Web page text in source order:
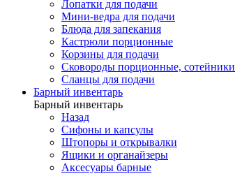
Лопатки для подачи
Мини-ведра для подачи
Блюда для запекания
Кастрюли порционные
Корзины для подачи
Сковороды порционные, сотейники
Сланцы для подачи
Барный инвентарь
Барный инвентарь
Назад
Сифоны и капсулы
Штопоры и открывалки
Ящики и органайзеры
Аксесуары барные